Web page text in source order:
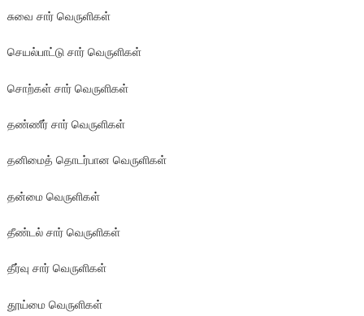
சுவை சார் வெருளிகள்
செயல்பாட்டு சார் வெருளிகள்
சொற்கள் சார் வெருளிகள்
தண்ணீர் சார் வெருளிகள்
தனிமைத் தொடர்பான வெருளிகள்
தன்மை வெருளிகள்
தீண்டல் சார் வெருளிகள்
தீர்வு சார் வெருளிகள்
தூய்மை வெருளிகள்